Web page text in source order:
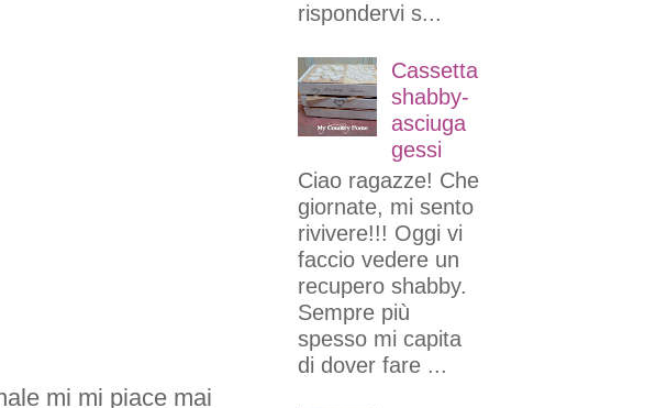
mi mi piace mai
rispondervi s...
Cassetta
shabby-
asciuga
gessi
Ciao ragazze! Che
giornate, mi sento
rivivere!!! Oggi vi
faccio vedere un
recupero shabby.
Sempre più
spesso mi capita
di dover fare ...